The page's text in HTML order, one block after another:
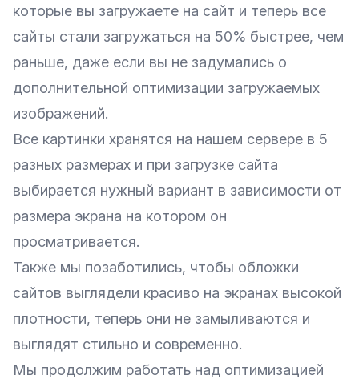
которые вы загружаете на сайт и теперь все
сайты стали загружаться на 50% быстрее, чем
раньше, даже если вы не задумались о
дополнительной оптимизации загружаемых
изображений.
Все картинки хранятся на нашем сервере в 5
разных размерах и при загрузке сайта
выбирается нужный вариант в зависимости от
размера экрана на котором он
просматривается.
Также мы позаботились, чтобы обложки
сайтов выглядели красиво на экранах высокой
плотности, теперь они не замыливаются и
выглядят стильно и современно.
Мы продолжим работать над оптимизацией